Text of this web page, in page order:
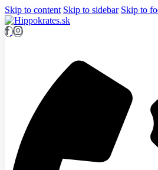
Skip to content Skip to sidebar Skip to